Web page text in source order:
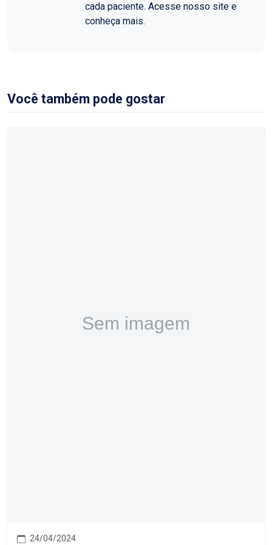
cada paciente. Acesse nosso site e
conheça mais.
Você também pode gostar
24/04/2024